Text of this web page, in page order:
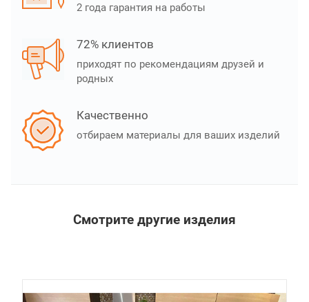
2 года гарантия на работы
72% клиентов
приходят по рекомендациям друзей и
родных
Качественно
отбираем материалы для ваших изделий
Смотрите другие изделия